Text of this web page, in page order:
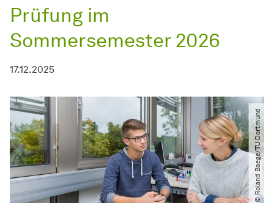
Prüfung im
Sommersemester 2026
17.12.2025
© Roland Baege​/​TU Dortmund